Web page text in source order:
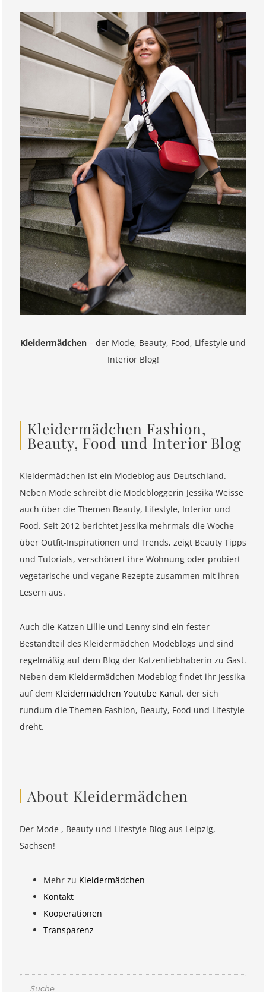
Kleidermädchen – der Mode, Beauty, Food, Lifestyle und
Interior Blog!
Kleidermädchen Fashion,
Beauty, Food und Interior Blog
Kleidermädchen ist ein Modeblog aus Deutschland.
Neben Mode schreibt die Modebloggerin Jessika Weisse
auch über die Themen Beauty, Lifestyle, Interior und
Food. Seit 2012 berichtet Jessika mehrmals die Woche
über Outfit-Inspirationen und Trends, zeigt Beauty Tipps
und Tutorials, verschönert ihre Wohnung oder probiert
vegetarische und vegane Rezepte zusammen mit ihren
Lesern aus.
Auch die Katzen Lillie und Lenny sind ein fester
Bestandteil des Kleidermädchen Modeblogs und sind
regelmäßig auf dem Blog der Katzenliebhaberin zu Gast.
Neben dem Kleidermädchen Modeblog findet ihr Jessika
auf dem Kleidermädchen Youtube Kanal, der sich
rundum die Themen Fashion, Beauty, Food und Lifestyle
dreht.
About Kleidermädchen
Der Mode , Beauty und Lifestyle Blog aus Leipzig,
Sachsen!
Mehr zu Kleidermädchen
Kontakt
Kooperationen
Transparenz